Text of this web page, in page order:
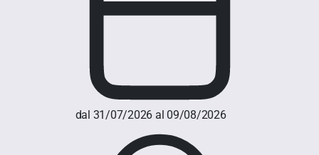
dal 31/07/2026 al 09/08/2026